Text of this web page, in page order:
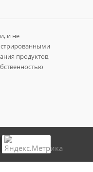
и не
продуктов,